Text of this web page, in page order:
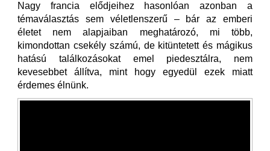
Nagy francia elődjeihez hasonlóan azonban a
témaválasztás sem véletlenszerű – bár az emberi
életet nem alapjaiban meghatározó, mi több,
kimondottan csekély számú, de kitüntetett és mágikus
hatású találkozásokat emel piedesztálra, nem
kevesebbet állítva, mint hogy egyedül ezek miatt
érdemes élnünk.